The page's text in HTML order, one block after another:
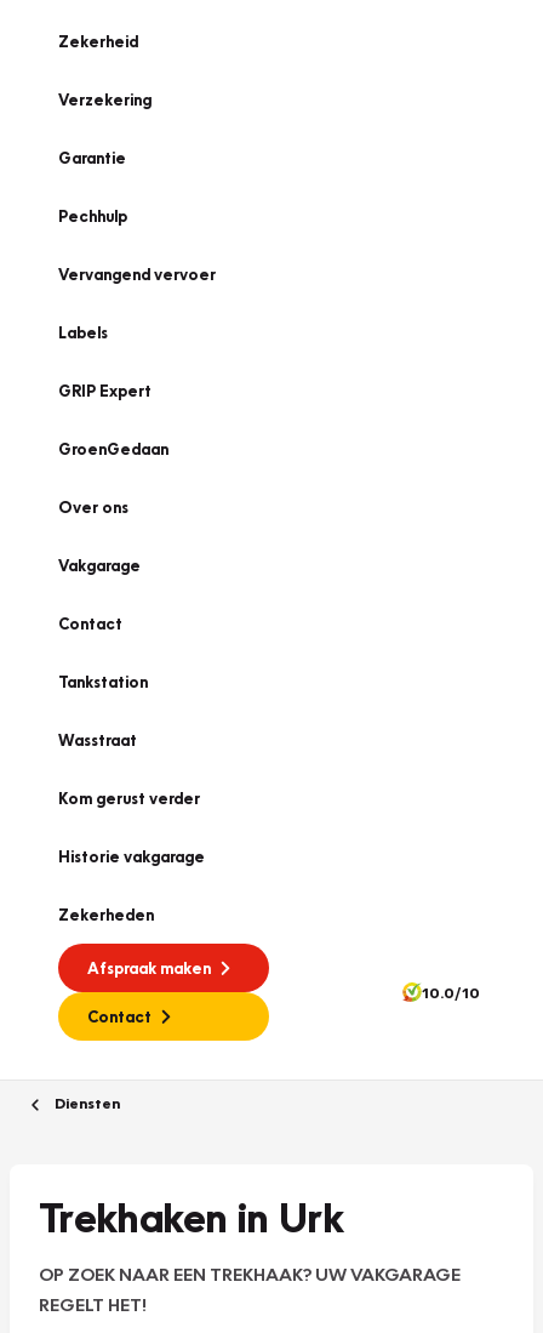
Zekerheid
Verzekering
Garantie
Pechhulp
Vervangend vervoer
Labels
GRIP Expert
GroenGedaan
Over ons
Vakgarage
Contact
Tankstation
Wasstraat
Kom gerust verder
Historie vakgarage
Zekerheden
Afspraak maken
Contact
10.0/10
Diensten
Trekhaken in Urk
OP ZOEK NAAR EEN TREKHAAK? UW VAKGARAGE
REGELT HET!